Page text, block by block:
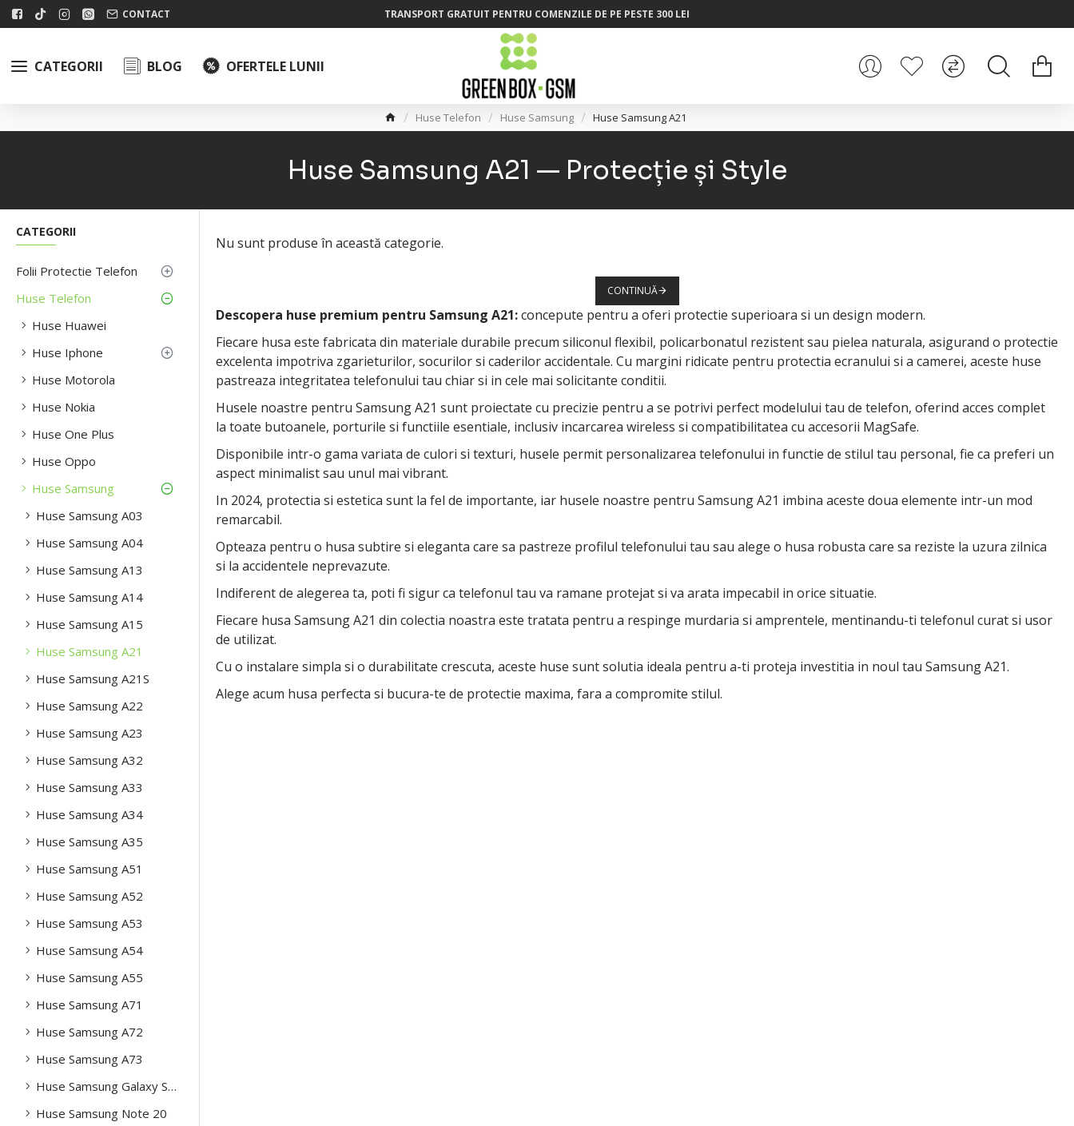
CONTACT TRANSPORT GRATUIT PENTRU COMENZILE DE PE PESTE 300 LEI
CATEGORII BLOG OFERTELE LUNII
Huse Telefon Huse Samsung Huse Samsung A21
Huse Samsung A21 — Protecție și Style
CATEGORII
Folii Protectie Telefon
Huse Telefon
Huse Huawei
Huse Iphone
Huse Motorola
Huse Nokia
Huse One Plus
Huse Oppo
Huse Samsung
Huse Samsung A03
Huse Samsung A04
Huse Samsung A13
Huse Samsung A14
Huse Samsung A15
Huse Samsung A21
Huse Samsung A21S
Huse Samsung A22
Huse Samsung A23
Huse Samsung A32
Huse Samsung A33
Huse Samsung A34
Huse Samsung A35
Huse Samsung A51
Huse Samsung A52
Huse Samsung A53
Huse Samsung A54
Huse Samsung A55
Huse Samsung A71
Huse Samsung A72
Huse Samsung A73
Huse Samsung Galaxy S25 Plus
Huse Samsung Note 20
Descopera huse premium pentru Samsung A21:concepute pentru a oferi protectie superioara si un design modern.
Fiecare husa este fabricata din materiale durabile precum siliconul flexibil, policarbonatul rezistent sau pielea naturala, asigurand o protectie
excelenta impotriva zgarieturilor, socurilor si caderilor accidentale. Cu margini ridicate pentru protectia ecranului si a camerei, aceste huse
pastreaza integritatea telefonului tau chiar si in cele mai solicitante conditii.
Husele noastre pentru Samsung A21 sunt proiectate cu precizie pentru a se potrivi perfect modelului tau de telefon, oferind acces complet
la toate butoanele, porturile si functiile esentiale, inclusiv incarcarea wireless si compatibilitatea cu accesorii MagSafe.
Disponibile intr-o gama variata de culori si texturi, husele permit personalizarea telefonului in functie de stilul tau personal, fie ca preferi un
aspect minimalist sau unul mai vibrant.
In 2024, protectia si estetica sunt la fel de importante, iar husele noastre pentru Samsung A21 imbina aceste doua elemente intr-un mod
remarcabil.
Opteaza pentru o husa subtire si eleganta care sa pastreze profilul telefonului tau sau alege o husa robusta care sa reziste la uzura zilnica
si la accidentele neprevazute.
Indiferent de alegerea ta, poti fi sigur ca telefonul tau va ramane protejat si va arata impecabil in orice situatie.
Fiecare husa Samsung A21 din colectia noastra este tratata pentru a respinge murdaria si amprentele, mentinandu-ti telefonul curat si usor
de utilizat.
Cu o instalare simpla si o durabilitate crescuta, aceste huse sunt solutia ideala pentru a-ti proteja investitia in noul tau Samsung A21.
Alege acum husa perfecta si bucura-te de protectie maxima, fara a compromite stilul.
Nu sunt produse în această categorie.
CONTINUĂ